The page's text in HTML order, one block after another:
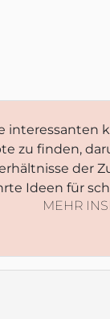
interessanten
zu finden,
der
Ideen für
MEHR